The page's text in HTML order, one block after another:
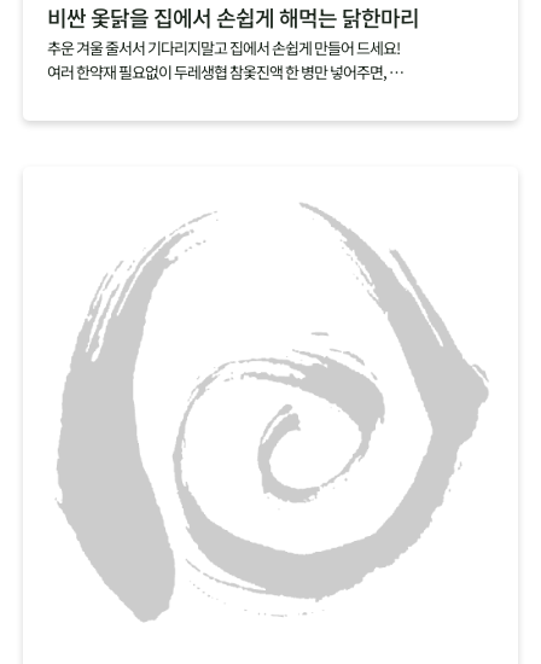
비싼 옻닭을 집에서 손쉽게 해먹는 닭한마리
추운 겨울 줄서서 기다리지말고 집에서 손쉽게 만들어 드세요!
여러 한약재 필요없이 두레생협 참옻진액 한 병만 넣어주면,
있답니다.